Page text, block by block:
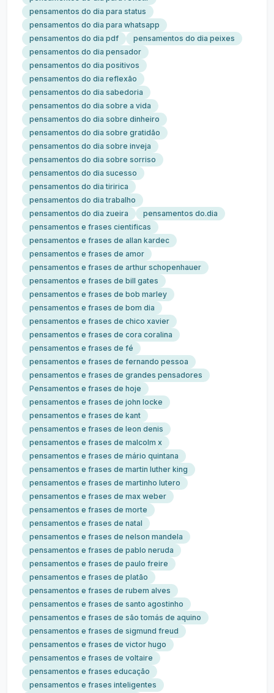
pensamentos do dia para status
pensamentos do dia para whatsapp
pensamentos do dia pdf
pensamentos do dia peixes
pensamentos do dia pensador
pensamentos do dia positivos
pensamentos do dia reflexão
pensamentos do dia sabedoria
pensamentos do dia sobre a vida
pensamentos do dia sobre dinheiro
pensamentos do dia sobre gratidão
pensamentos do dia sobre inveja
pensamentos do dia sobre sorriso
pensamentos do dia sucesso
pensamentos do dia tiririca
pensamentos do dia trabalho
pensamentos do dia zueira
pensamentos do.dia
pensamentos e frases cientificas
pensamentos e frases de allan kardec
pensamentos e frases de amor
pensamentos e frases de arthur schopenhauer
pensamentos e frases de bill gates
pensamentos e frases de bob marley
pensamentos e frases de bom dia
pensamentos e frases de chico xavier
pensamentos e frases de cora coralina
pensamentos e frases de fé
pensamentos e frases de fernando pessoa
pensamentos e frases de grandes pensadores
Pensamentos e frases de hoje
pensamentos e frases de john locke
pensamentos e frases de kant
pensamentos e frases de leon denis
pensamentos e frases de malcolm x
pensamentos e frases de mário quintana
pensamentos e frases de martin luther king
pensamentos e frases de martinho lutero
pensamentos e frases de max weber
pensamentos e frases de morte
pensamentos e frases de natal
pensamentos e frases de nelson mandela
pensamentos e frases de pablo neruda
pensamentos e frases de paulo freire
pensamentos e frases de platão
pensamentos e frases de rubem alves
pensamentos e frases de santo agostinho
pensamentos e frases de são tomás de aquino
pensamentos e frases de sigmund freud
pensamentos e frases de victor hugo
pensamentos e frases de voltaire
pensamentos e frases educação
pensamentos e frases inteligentes